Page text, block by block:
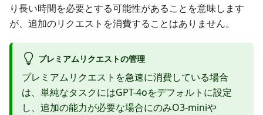
り長い時間を必要とする可能性があることを意味します
が、追加のリクエストを消費することはありません。
プレミアムリクエストの管理
プレミアムリクエストを急速に消費している場合
は、単純なタスクにはGPT-4oをデフォルトに設定
し、追加の能力が必要な場合にのみO3-miniや